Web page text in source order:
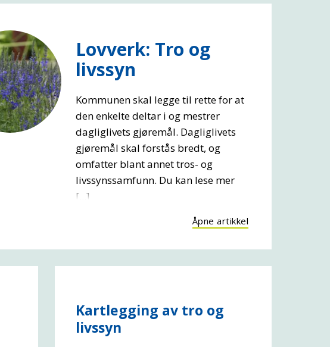
Lovverk: Tro og
livssyn
Kommunen skal legge til rette for at
den enkelte deltar i og mestrer
dagliglivets gjøremål. Dagliglivets
gjøremål skal forstås bredt, og
omfatter blant annet tros- og
livssynssamfunn. Du kan lese mer
[...]
Åpne artikkel
Kartlegging av tro og
livssyn